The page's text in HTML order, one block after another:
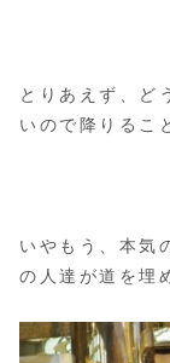
とりあえず、ど
いので降りるこ
いやもう、本気
の人達が道を埋